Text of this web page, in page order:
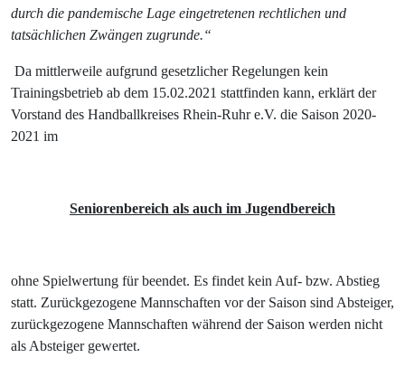
durch die pandemische Lage eingetretenen rechtlichen und
tatsächlichen Zwängen zugrunde.“
Da mittlerweile aufgrund gesetzlicher Regelungen kein
Trainingsbetrieb ab dem 15.02.2021 stattfinden kann, erklärt der
Vorstand des Handballkreises Rhein-Ruhr e.V. die Saison 2020-
2021 im
Seniorenbereich als auch im Jugendbereich
ohne Spielwertung für beendet. Es findet kein Auf- bzw. Abstieg
statt. Zurückgezogene Mannschaften vor der Saison sind Absteiger,
zurückgezogene Mannschaften während der Saison werden nicht
als Absteiger gewertet.